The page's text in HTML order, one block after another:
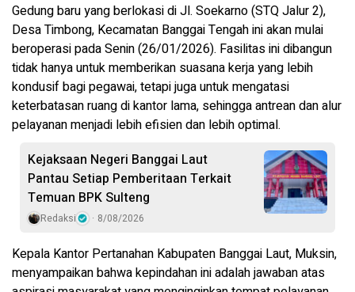
Gedung baru yang berlokasi di Jl. Soekarno (STQ Jalur 2),
Desa Timbong, Kecamatan Banggai Tengah ini akan mulai
beroperasi pada Senin (26/01/2026). Fasilitas ini dibangun
tidak hanya untuk memberikan suasana kerja yang lebih
kondusif bagi pegawai, tetapi juga untuk mengatasi
keterbatasan ruang di kantor lama, sehingga antrean dan alur
pelayanan menjadi lebih efisien dan lebih optimal.
Kejaksaan Negeri Banggai Laut
Pantau Setiap Pemberitaan Terkait
Temuan BPK Sulteng
Redaksi 8/08/2026
Kepala Kantor Pertanahan Kabupaten Banggai Laut, Muksin,
menyampaikan bahwa kepindahan ini adalah jawaban atas